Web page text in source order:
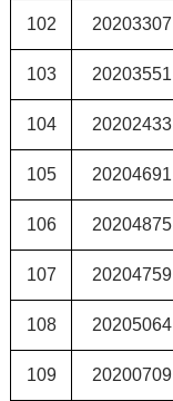
102 20203307
103 20203551
104 20202433
105 20204691
106 20204875
107 20204759
108 20205064
109 20200709